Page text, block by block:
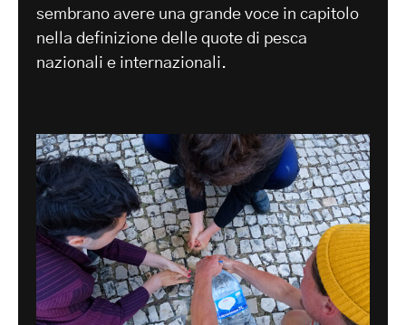
sembrano avere una grande voce in capitolo
nella definizione delle quote di pesca
nazionali e internazionali.